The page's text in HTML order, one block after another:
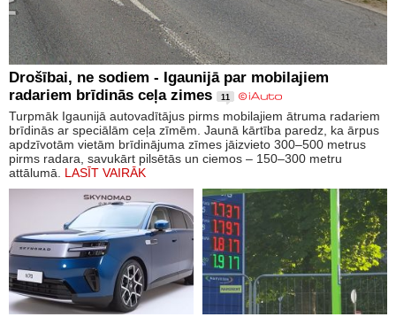
Drošībai, ne sodiem - Igaunijā par mobilajiem
radariem brīdinās ceļa zimes
11
Turpmāk Igaunijā autovadītājus pirms mobilajiem ātruma radariem
brīdinās ar speciālām ceļa zīmēm. Jaunā kārtība paredz, ka ārpus
apdzīvotām vietām brīdinājuma zīmes jāizvieto 300–500 metrus
pirms radara, savukārt pilsētās un ciemos – 150–300 metru
attālumā. LASĪT VAIRĀK